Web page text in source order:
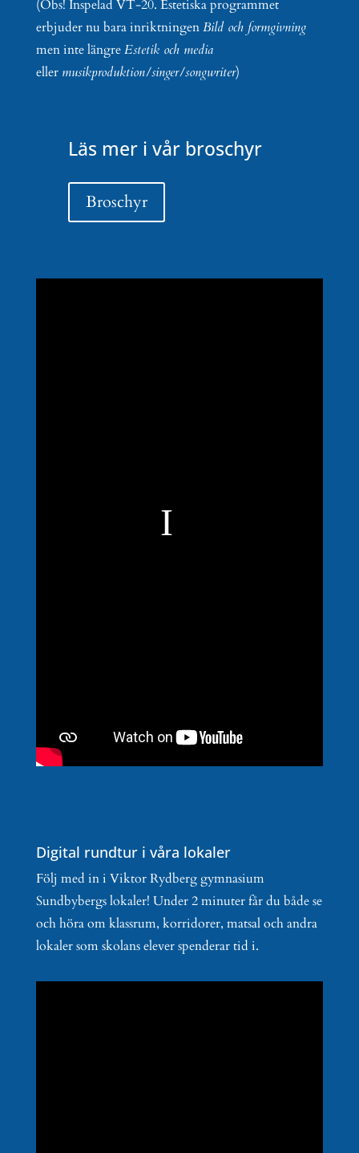
(Obs! Inspelad VT-20. Estetiska programmet
erbjuder nu bara inriktningenBild och formgivning
men inte längreEstetik och media
eller musikproduktion/singer/songwriter)
Läs mer i vår broschyr
Broschyr
Digital rundtur i våra lokaler
Följ med in i Viktor Rydberg gymnasium
Sundbybergs lokaler! Under 2 minuter får du både se
och höra om klassrum, korridorer, matsal och andra
lokaler som skolans elever spenderar tid i.